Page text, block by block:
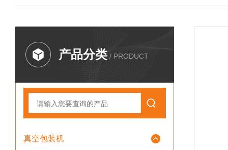
产品分类 / PRODUCT
真空包装机